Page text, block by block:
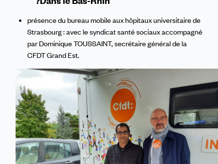
présence du bureau mobile aux hôpitaux universitaire de
Strasbourg : avec le syndicat santé sociaux accompagné
par Dominique TOUSSAINT, secrétaire général de la
CFDT Grand Est.